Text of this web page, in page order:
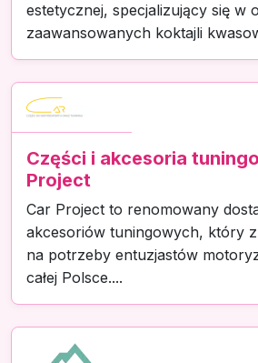
estetycznej, specjalizujący się w
zaawansowanych koktajli
Części i akcesoria
Project
Car Project to renomowany
akcesoriów tuningowych, który
na potrzeby entuzjastów
całej Polsce....